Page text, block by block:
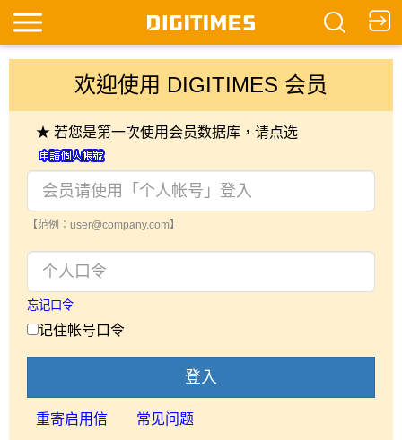
欢迎使用 DIGITIMES 会员
★ 若您是第一次使用会员数据库，请点选
【范例：user@company.com】
忘记口令
记住帐号口令
登入
重寄启用信 常见问题